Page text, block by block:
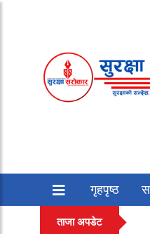
गृहपृष्ठ
सफलताको कथा
ताजा अपडेट